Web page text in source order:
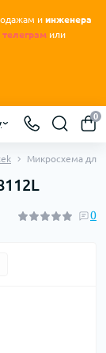
и инженера
телеграм или
0
Микросхема для
0